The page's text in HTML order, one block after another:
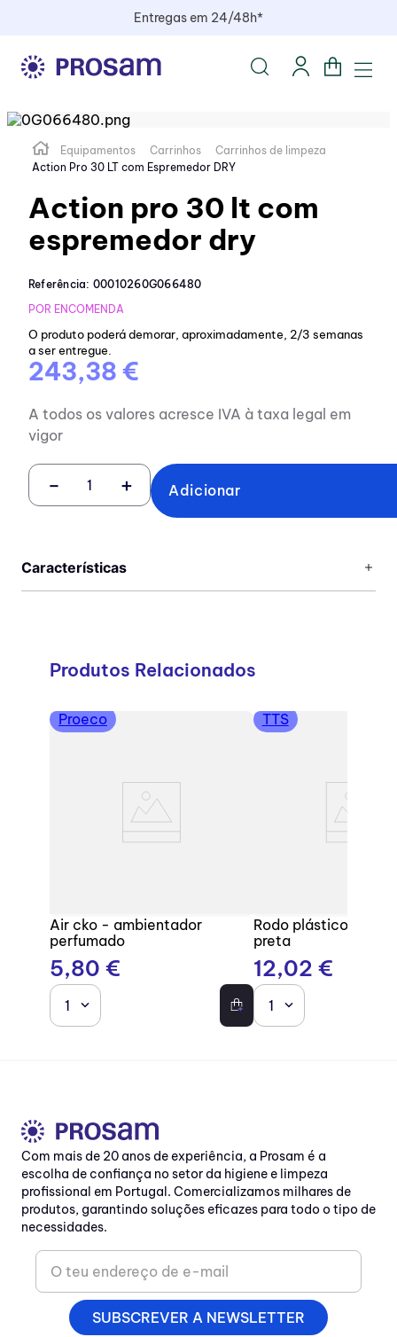
Entregas em 24/48h*
Equipamentos Carrinhos
Carrinhos de limpeza
Action Pro 30 LT com Espremedor DRY
Action pro 30 lt com
espremedor dry
Referência: 00010260G066480
POR ENCOMENDA
O produto poderá demorar, aproximadamente, 2/3 semanas
a ser entregue.
243,38 €
A todos os valores acresce IVA à taxa legal em
vigor
＋
－ Adicionar
Características
Produtos Relacionados
Proeco
Air cko - ambientador
perfumado
5,80 €
1
TTS
Rodo plástico com
preta
12,02 €
1
Com mais de 20 anos de experiência, a Prosam é a
escolha de confiança no setor da higiene e limpeza
profissional em Portugal. Comercializamos milhares de
produtos, garantindo soluções eficazes para todo o tipo de
necessidades.
SUBSCREVER A NEWSLETTER